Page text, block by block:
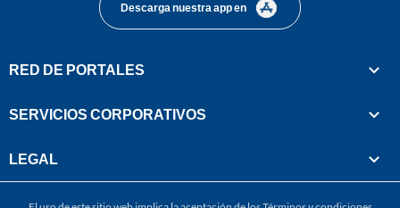
Descarga nuestra app en
RED DE PORTALES
SERVICIOS CORPORATIVOS
LEGAL